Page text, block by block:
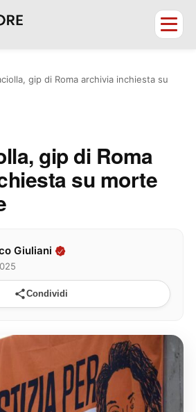
gip di Roma archivia inchiesta su
gip di Roma
su morte
Giuliani
Condividi